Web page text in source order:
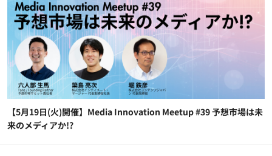
【5月19日(火)開催】Media Innovation Meetup #39 予想市場は未
来のメディアか!?